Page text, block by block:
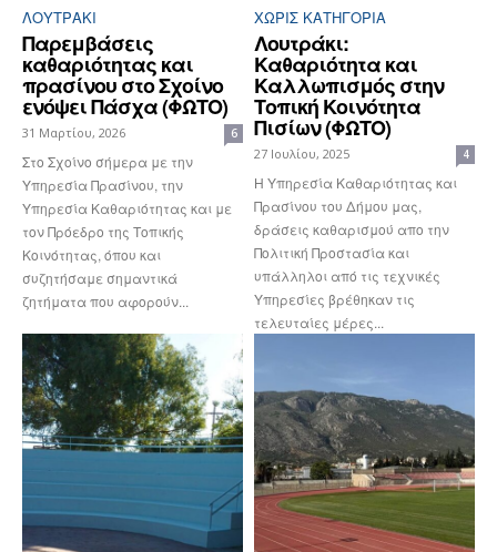
ΛΟΥΤΡΆΚΙ
Παρεμβάσεις
καθαριότητας και
πρασίνου στο Σχοίνο
ενόψει Πάσχα (ΦΩΤΟ)
31 Μαρτίου, 2026 6
Στο Σχοίνο σήμερα με την
Υπηρεσία Πρασίνου, την
Υπηρεσία Καθαριότητας και με
τον Πρόεδρο της Τοπικής
Κοινότητας, όπου και
συζητήσαμε σημαντικά
ζητήματα που αφορούν...
ΧΩΡΊΣ ΚΑΤΗΓΟΡΊΑ
Λουτράκι:
Καθαριότητα και
Καλλωπισμός στην
Τοπική Κοινότητα
Πισίων (ΦΩΤΟ)
27 Ιουλίου, 2025 4
Η Υπηρεσία Καθαριότητας και
Πρασίνου του Δήμου μας,
δράσεις καθαρισμού απο την
Πολιτική Προστασία και
υπάλληλοι από τις τεχνικές
Υπηρεσίες βρέθηκαν τις
τελευταίες μέρες...